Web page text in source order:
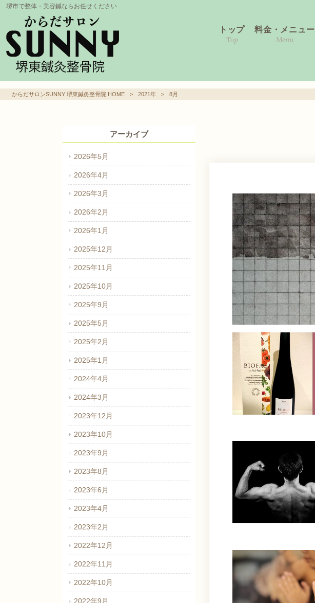
堺市で整体・美容鍼ならお任せください
トップ
Top
料金・メニュー
Menu
からだサロンSUNNY 堺東鍼灸整骨院 HOME > 2021年 > 8月
アーカイブ
2026年5月
2026年4月
2026年3月
2026年2月
2026年1月
2025年12月
2025年11月
2025年10月
2025年9月
2025年5月
2025年2月
2025年1月
2024年4月
2024年3月
2023年12月
2023年10月
2023年9月
2023年8月
2023年6月
2023年4月
2023年2月
2022年12月
2022年11月
2022年10月
2022年9月